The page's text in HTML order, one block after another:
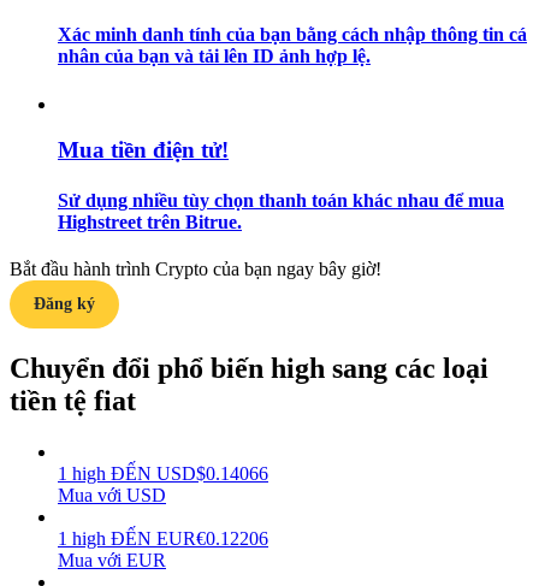
Chiến lược giao dịch
Earn
Power Piggy
Làm cho tài sản của bạn tăng giá trị đều đặn
Xác minh danh tính của bạn bằng cách nhập thông tin cá
nhân của bạn và tải lên ID ảnh hợp lệ.
Mua tiền điện tử!
Sử dụng nhiều tùy chọn thanh toán khác nhau để mua
Highstreet trên Bitrue.
Bắt đầu hành trình Crypto của bạn ngay bây giờ!
Đăng ký
Chuyển đổi phổ biến high sang các loại
tiền tệ fiat
1 high ĐẾN USD$0.14066
Mua với USD
1 high ĐẾN EUR€0.12206
Mua với EUR